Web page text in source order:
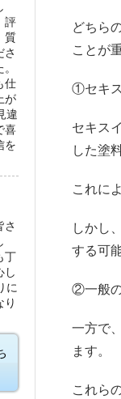
どちら
ことが
①セキ
セキス
した塗
これに
しかし
する可
②一般
一方で
ます。
これら
評
質
仕
が
違
喜
を
丁
し
に